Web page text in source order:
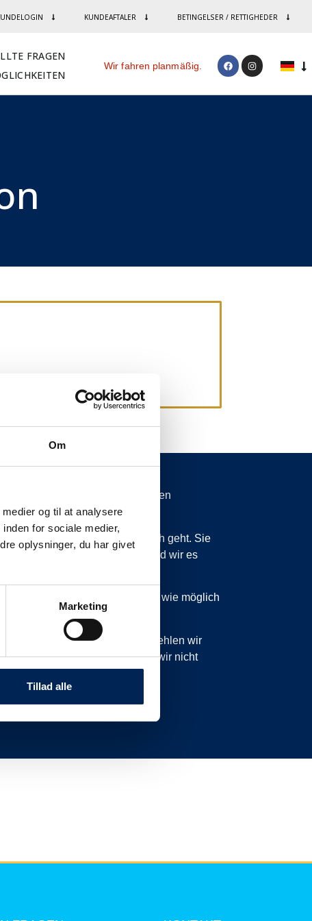
Om
og til at analysere
for sociale medier,
oplysninger, du har givet
Marketing
Tillad alle
KUNDEAFTALER BETINGELSER / RETTIGHEDER
FRAGEN
Wir fahren planmäßig.
von mehr als 15 Minuten
wissen zu lassen, was vor sich geht. Sie
wir planmäßig sind, dann sind wir es
sind, werden wir Sie so schnell wie möglich
planmäßig sind. Daher empfehlen wir
oder zu schreiben, da wir nicht